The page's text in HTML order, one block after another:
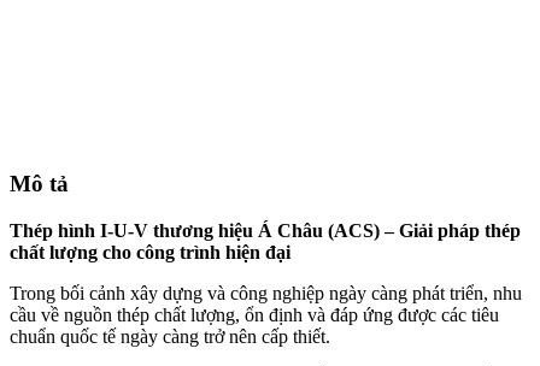
Mô tả
Thép hình I-U-V thương hiệu Á Châu (ACS) – Giải pháp thép
chất lượng cho công trình hiện đại
Trong bối cảnh xây dựng và công nghiệp ngày càng phát triển, nhu
cầu về nguồn thép chất lượng, ổn định và đáp ứng được các tiêu
chuẩn quốc tế ngày càng trở nên cấp thiết.